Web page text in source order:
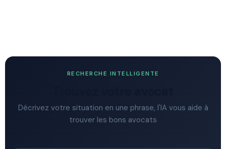
RECHERCHE INTELLIGENTE
Décrivez votre situation en une phrase, l'IA vous aide à
trouver les bons avocats